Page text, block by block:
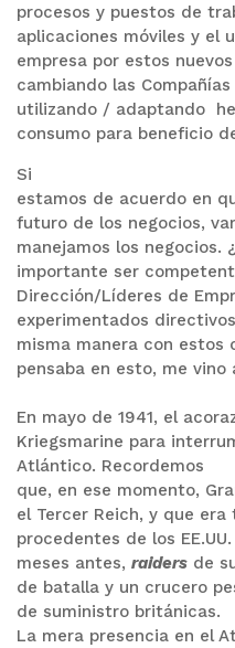
procesos y puestos de
aplicaciones móviles y el
empresa por estos
cambiando las
utilizando / adaptando
consumo para beneficio
Si
estamos de acuerdo en
futuro de los negocios,
manejamos los negocios.
importante ser
Dirección/Líderes de
experimentados
misma manera con estos
pensaba en esto, me
En mayo de 1941, el
Kriegsmarine para
Atlántico. Recordemos
que, en ese momento,
el Tercer Reich, y que
procedentes de los
meses antes,raiders de
de batalla y un crucero
de suministro británicas.
La mera presencia en el